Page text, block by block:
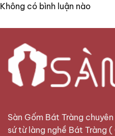
Không có bình luận nào
Sàn Gốm Bát Tràng
sứ từ làng nghề Bát Tràng